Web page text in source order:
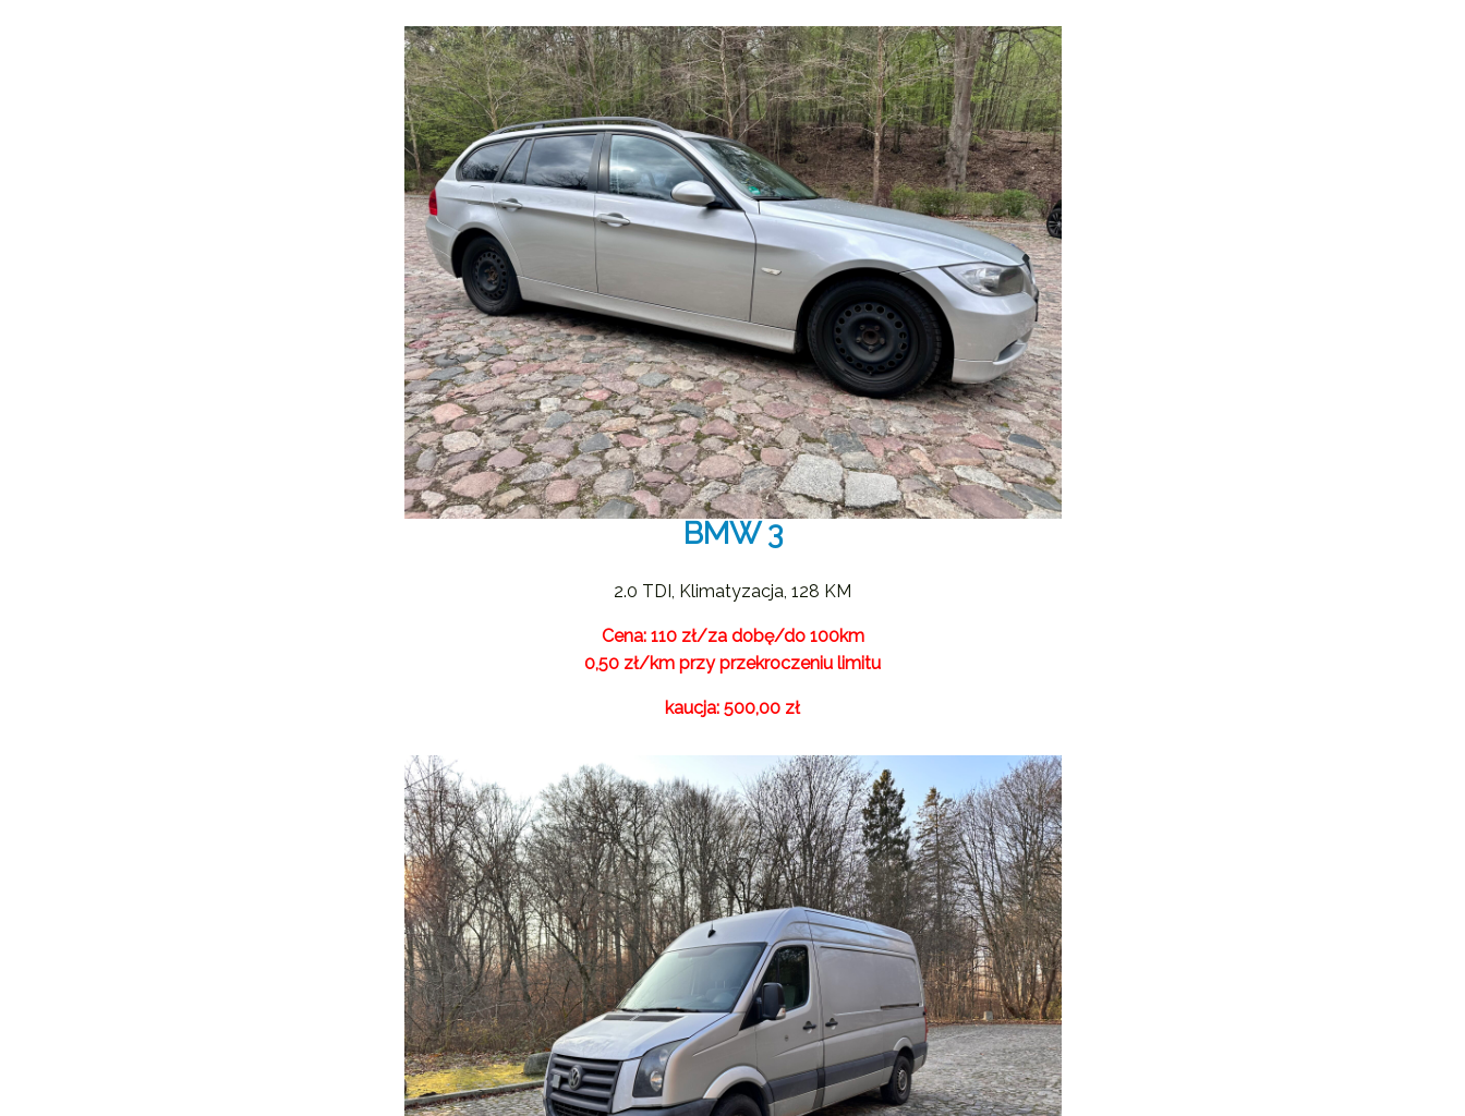
BMW 3
2.0 TDI, Klimatyzacja, 128 KM
Cena: 110 zł/za dobę/do 100km
0,50 zł/km przy przekroczeniu limitu
kaucja: 500,00 zł